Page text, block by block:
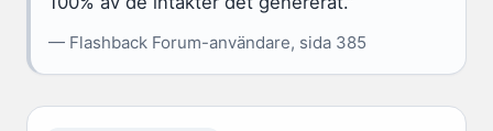
— Flashback Forum-användare, sida 385